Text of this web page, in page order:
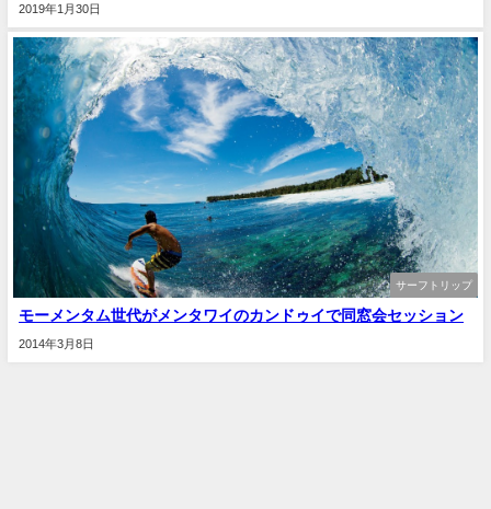
2019年1月30日
サーフトリップ
モーメンタム世代がメンタワイのカンドゥイで同窓会セッション
2014年3月8日